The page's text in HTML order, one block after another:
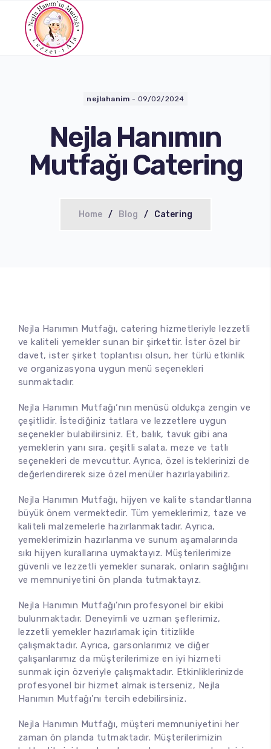
nejlahanim - 09/02/2024
Nejla Hanımın
Mutfağı Catering
Home Blog Catering
Nejla Hanımın Mutfağı, catering hizmetleriyle lezzetli
ve kaliteli yemekler sunan bir şirkettir. İster özel bir
davet, ister şirket toplantısı olsun, her türlü etkinlik
ve organizasyona uygun menü seçenekleri
sunmaktadır.
Nejla Hanımın Mutfağı‘nın menüsü oldukça zengin ve
çeşitlidir. İstediğiniz tatlara ve lezzetlere uygun
seçenekler bulabilirsiniz. Et, balık, tavuk gibi ana
yemeklerin yanı sıra, çeşitli salata, meze ve tatlı
seçenekleri de mevcuttur. Ayrıca, özel isteklerinizi de
değerlendirerek size özel menüler hazırlayabiliriz.
Nejla Hanımın Mutfağı, hijyen ve kalite standartlarına
büyük önem vermektedir. Tüm yemeklerimiz, taze ve
kaliteli malzemelerle hazırlanmaktadır. Ayrıca,
yemeklerimizin hazırlanma ve sunum aşamalarında
sıkı hijyen kurallarına uymaktayız. Müşterilerimize
güvenli ve lezzetli yemekler sunarak, onların sağlığını
ve memnuniyetini ön planda tutmaktayız.
Nejla Hanımın Mutfağı’nın profesyonel bir ekibi
bulunmaktadır. Deneyimli ve uzman şeflerimiz,
lezzetli yemekler hazırlamak için titizlikle
çalışmaktadır. Ayrıca, garsonlarımız ve diğer
çalışanlarımız da müşterilerimize en iyi hizmeti
sunmak için özveriyle çalışmaktadır. Etkinliklerinizde
profesyonel bir hizmet almak isterseniz, Nejla
Hanımın Mutfağı’nı tercih edebilirsiniz.
Nejla Hanımın Mutfağı, müşteri memnuniyetini her
zaman ön planda tutmaktadır. Müşterilerimizin